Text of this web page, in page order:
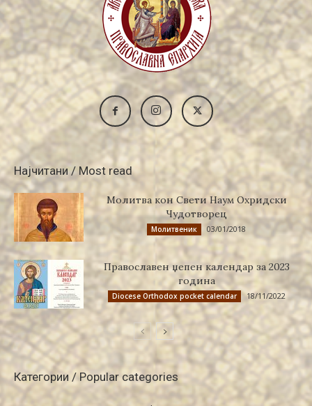
Најчитани / Most read
Молитва кон Свети Наум Охридски
Чудотворец
Молитвеник 03/01/2018
Православен џепен календар за 2023
година
Diocese Orthodox pocket calendar 18/11/2022
Категории / Popular categories